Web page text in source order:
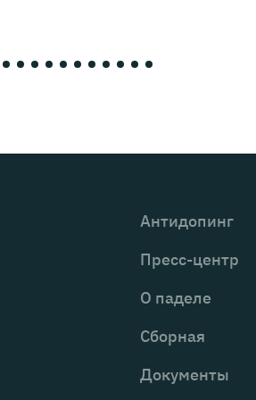
Антидопинг
Пресс-центр
О паделе
Сборная
Документы